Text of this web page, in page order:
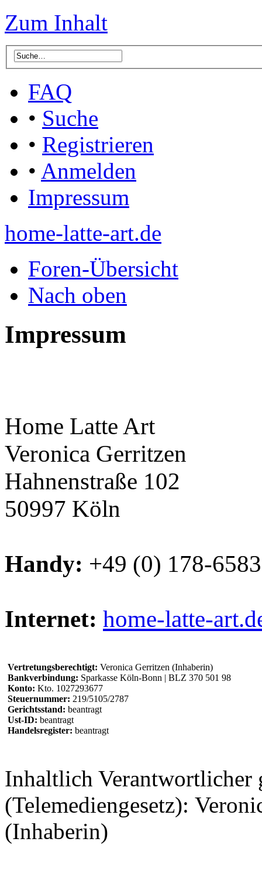
Zum Inhalt
FAQ
• Suche
• Registrieren
• Anmelden
Impressum
home-latte-art.de
Foren-Übersicht
Nach oben
Impressum
Home Latte Art
Veronica Gerritzen
Hahnenstraße 102
50997 Köln
Handy: +49 (0) 178-
Internet: home-latte-
Vertretungsberechtigt: Veronica Gerritzen (Inhaberin)
Bankverbindung: Sparkasse Köln-Bonn | BLZ 370 501 98
Konto: Kto. 1027293677
Steuernummer: 219/5105/2787
Gerichtsstand: beantragt
Ust-ID: beantragt
Handelsregister: beantragt
Inhaltlich Verantwortlicher
(Telemediengesetz):
(Inhaberin)